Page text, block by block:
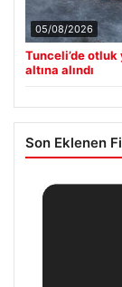
05/08/2026
Tunceli’de otluk
altına alındı
Son Eklenen